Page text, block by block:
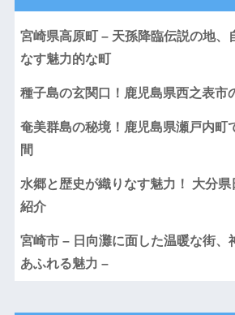
宮崎県高原町 – 天孫降臨伝説の地、
なす魅力的な町
種子島の玄関口！鹿児島県西之表市
奄美群島の秘境！鹿児島県瀬戸内町
間
水郷と歴史が織りなす魅力！ 大分
紹介
宮崎市 – 日向灘に面した温暖な街、
あふれる魅力 –